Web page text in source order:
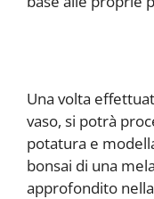
Una volta
vaso, si potrà
potatura e
bonsai di una
approfondito